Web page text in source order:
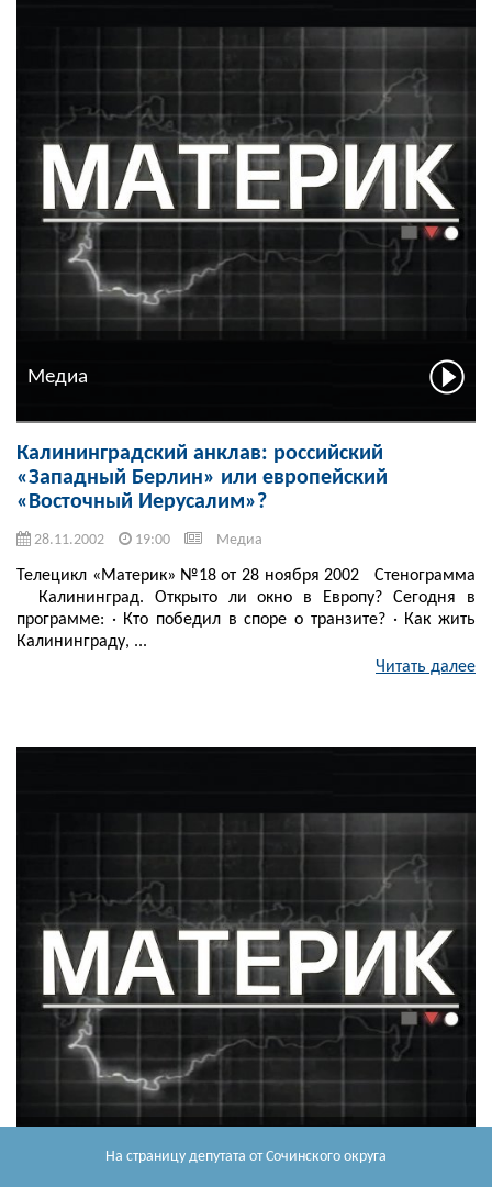
На страницу депутата от Сочинского округа
Медиа
Калининградский анклав: российский
«Западный Берлин» или европейский
«Восточный Иерусалим»?
28.11.2002 19:00 Медиа
Телецикл «Материк» №18 от 28 ноября 2002 Стенограмма
Калининград. Открыто ли окно в Европу? Сегодня в
программе: · Кто победил в споре о транзите? · Как жить
Калининграду, ...
Читать далее